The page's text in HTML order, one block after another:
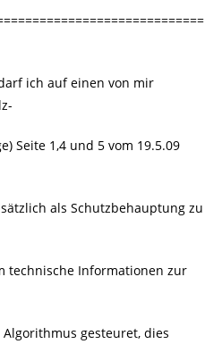
ich auf einen von mir
Seite 1,4 und 5 vom 19.5.09
als Schutzbehauptung zu
technische Informationen zur
gesteuret, dies